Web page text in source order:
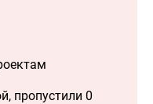
пропустили 0